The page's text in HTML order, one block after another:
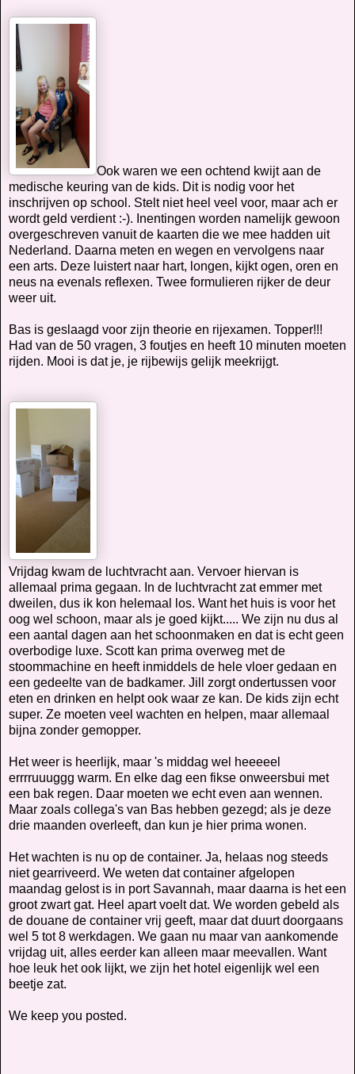
Ook waren we een ochtend kwijt aan de
medische keuring van de kids. Dit is nodig voor het
inschrijven op school. Stelt niet heel veel voor, maar ach er
wordt geld verdient :-). Inentingen worden namelijk gewoon
overgeschreven vanuit de kaarten die we mee hadden uit
Nederland. Daarna meten en wegen en vervolgens naar
een arts. Deze luistert naar hart, longen, kijkt ogen, oren en
neus na evenals reflexen. Twee formulieren rijker de deur
weer uit.
Bas is geslaagd voor zijn theorie en rijexamen. Topper!!!
Had van de 50 vragen, 3 foutjes en heeft 10 minuten moeten
rijden. Mooi is dat je, je rijbewijs gelijk meekrijgt.
Vrijdag kwam de luchtvracht aan. Vervoer hiervan is
allemaal prima gegaan. In de luchtvracht zat emmer met
dweilen, dus ik kon helemaal los. Want het huis is voor het
oog wel schoon, maar als je goed kijkt..... We zijn nu dus al
een aantal dagen aan het schoonmaken en dat is echt geen
overbodige luxe. Scott kan prima overweg met de
stoommachine en heeft inmiddels de hele vloer gedaan en
een gedeelte van de badkamer. Jill zorgt ondertussen voor
eten en drinken en helpt ook waar ze kan. De kids zijn echt
super. Ze moeten veel wachten en helpen, maar allemaal
bijna zonder gemopper.
Het weer is heerlijk, maar 's middag wel heeeeel
errrruuuggg warm. En elke dag een fikse onweersbui met
een bak regen. Daar moeten we echt even aan wennen.
Maar zoals collega's van Bas hebben gezegd; als je deze
drie maanden overleeft, dan kun je hier prima wonen.
Het wachten is nu op de container. Ja, helaas nog steeds
niet gearriveerd. We weten dat container afgelopen
maandag gelost is in port Savannah, maar daarna is het een
groot zwart gat. Heel apart voelt dat. We worden gebeld als
de douane de container vrij geeft, maar dat duurt doorgaans
wel 5 tot 8 werkdagen. We gaan nu maar van aankomende
vrijdag uit, alles eerder kan alleen maar meevallen. Want
hoe leuk het ook lijkt, we zijn het hotel eigenlijk wel een
beetje zat.
We keep you posted.